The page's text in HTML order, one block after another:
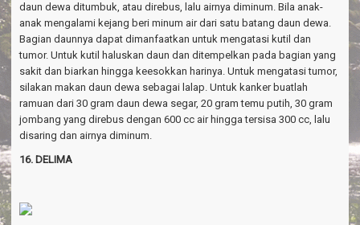
daun dewa ditumbuk, atau direbus, lalu airnya diminum. Bila anak-
anak mengalami kejang beri minum air dari satu batang daun dewa.
Bagian daunnya dapat dimanfaatkan untuk mengatasi kutil dan
tumor. Untuk kutil haluskan daun dan ditempelkan pada bagian yang
sakit dan biarkan hingga keesokkan harinya. Untuk mengatasi tumor,
silakan makan daun dewa sebagai lalap. Untuk kanker buatlah
ramuan dari 30 gram daun dewa segar, 20 gram temu putih, 30 gram
jombang yang direbus dengan 600 cc air hingga tersisa 300 cc, lalu
disaring dan airnya diminum.
16. DELIMA